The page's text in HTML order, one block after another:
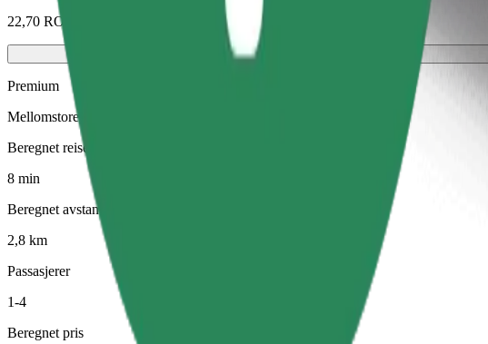
22,70 RON
Premium
Mellomstore førsteklasses biler med eksklusivt utstyr
Beregnet reisetid
8 min
Beregnet avstand
2,8 km
Passasjerer
1-4
Beregnet pris